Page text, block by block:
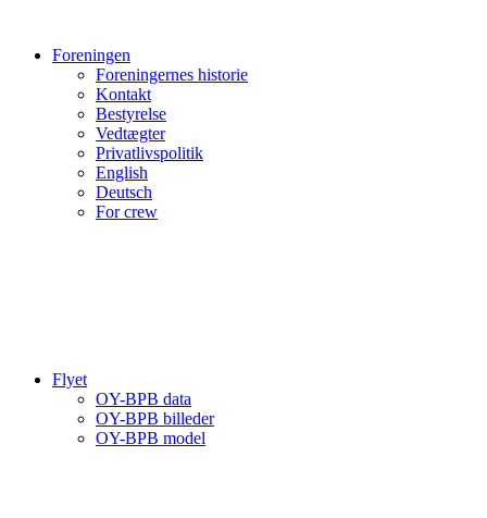
Foreningen
Foreningernes historie
Kontakt
Bestyrelse
Vedtægter
Privatlivspolitik
English
Deutsch
For crew
Flyet
OY-BPB data
OY-BPB billeder
OY-BPB model